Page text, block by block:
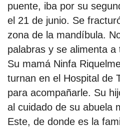
puente, iba por su
el 21 de junio. Se
zona de la mandíbula.
palabras y se alimenta
Su mamá Ninfa
turnan en el Hospital de
para acompañarle. Su
al cuidado de su abuela
Este, de donde es la